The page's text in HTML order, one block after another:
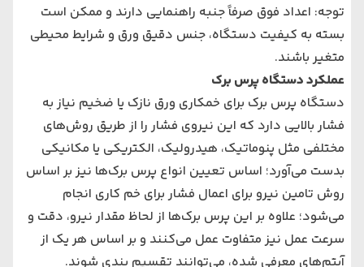
توجه: اعداد فوق صرفاً جنبه راهنمایی دارند و ممکن است
بسته به کیفیت دستگاه، جنس دقیق ورق و شرایط محیطی
متغیر باشند.
عملکرد دستگاه پرس برک
دستگاه پرس برک برای خمکاری ورق نازک یا ضخیم نیاز به
فشار بالایی دارد که این نیروی فشار را از طریق روش‌های
مختلفی مثل پنوماتیک، هیدرولیک، الکتریکی یا مکانیکی
بدست می‌آورد؛ اساس تعیین انواع پرس برک‌ها نیز بر اساس
روش تامین نیرو برای اعمال فشار برای خم کاری انجام
می‌شود؛ علاوه بر این پرس برک‌ها از لحاظ مقدار نیرو، دقت و
سرعت عمل نیز متفاوت عمل می‌کنند و بر اساس هر یک از
آیتم‌های معرفی شده، می‌توانند تقسیم بندی شوند.